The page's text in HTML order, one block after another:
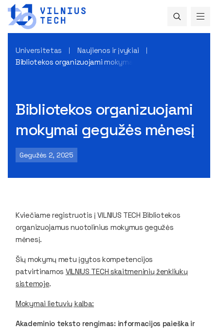
Universitetas
Naujienos ir įvykiai
Bibliotekos organizuojami mokymai gegužės mėnesį
Bibliotekos organizuojami
mokymai gegužės mėnesį
Gegužės 2, 2025
Kviečiame registruotis į VILNIUS TECH Bibliotekos
organizuojamus nuotolinius mokymus gegužės
mėnesį.
Šių mokymų metu įgytos kompetencijos
patvirtinamos VILNIUS TECH skaitmeninių ženkliukų
sistemoje.
Mokymai lietuvių kalba:
Akademinio teksto rengimas: informacijos paieška ir